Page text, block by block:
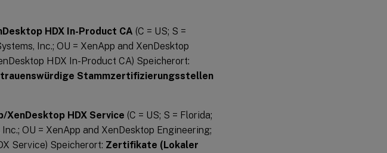
HDX In-Product CA (C = US; S =
Inc.; OU = XenApp and XenDesktop
HDX In-Product CA) Speicherort:
Stammzertifizierungsstellen
XenDesktop HDX Service (C = US; S = Florida;
OU = XenApp and XenDesktop Engineering;
Service) Speicherort: Zertifikate (Lokaler